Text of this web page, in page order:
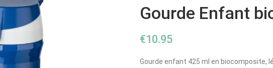
Gourde Enfant
€10.95
Gourde enfant 425 ml en biocomposite,